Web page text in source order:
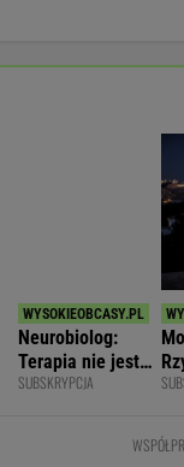
Neurobiolog:
Terapia nie jest
konieczna. Mózg
SUBSKRYPCJA